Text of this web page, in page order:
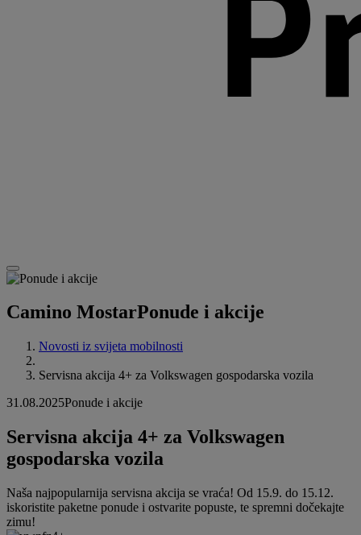
Camino MostarPonude i akcije
Novosti iz svijeta mobilnosti
Servisna akcija 4+ za Volkswagen gospodarska vozila
31.08.2025Ponude i akcije
Servisna akcija 4+ za Volkswagen
gospodarska vozila
Naša najpopularnija servisna akcija se vraća! Od 15.9. do 15.12.
iskoristite paketne ponude i ostvarite popuste, te spremni dočekajte
zimu!